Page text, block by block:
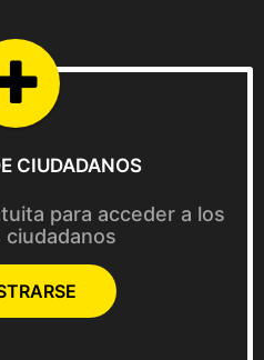
CIUDADANOS
para acceder a los
ciudadanos